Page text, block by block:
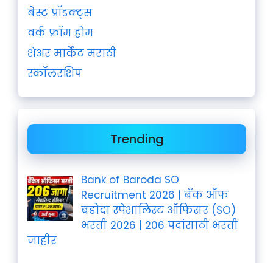
बेस्ट प्रॉडक्ट्स
वर्क फ्रॉम होम
शेअर मार्केट मराठी
स्कॉलरशिप
Trending
Bank of Baroda SO
Recruitment 2026 | बँक ऑफ
बडोदा स्पेशालिस्ट ऑफिसर (SO)
भरती 2026 | 206 पदांसाठी भरती
जाहीर